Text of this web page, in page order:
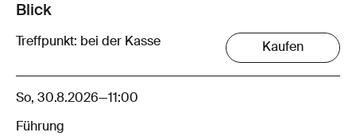
Blick
Treffpunkt: bei der Kasse Kaufen
So, 30.8.2026—11:00
Führung